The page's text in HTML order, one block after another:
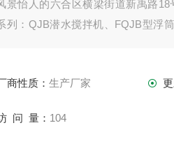
景怡人的六合区横梁街道新禹路
列：QJB潜水搅拌机、FQJB型浮
商性质：生产厂家
问 量： 104